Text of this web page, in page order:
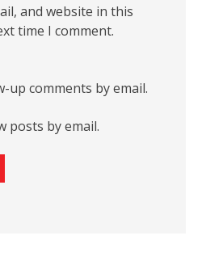
and website in this
time I comment.
up comments by email.
posts by email.